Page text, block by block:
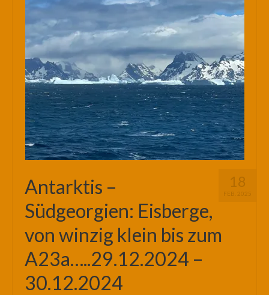
18
FEB. 2025
Antarktis –
Südgeorgien: Eisberge,
von winzig klein bis zum
A23a…..29.12.2024 –
30.12.2024